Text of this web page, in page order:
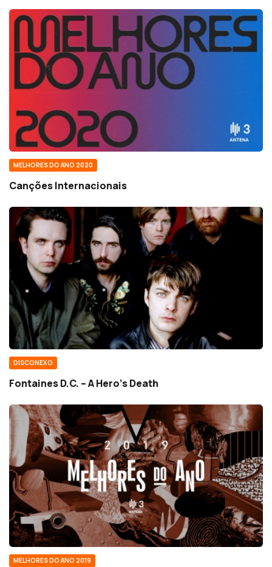
MELHORES DO ANO 2020
Canções Internacionais
DISCONEXO
Fontaines D.C. – A Hero’s Death
MELHORES DO ANO 2019